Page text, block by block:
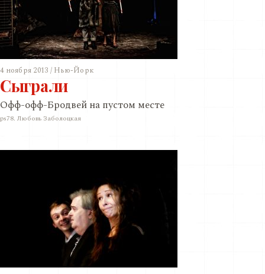
4 ноября 2013 / Нью-Йорк
Сыграли
Офф-офф-Бродвей на пустом месте
ps78. Любовь Заболоцкая